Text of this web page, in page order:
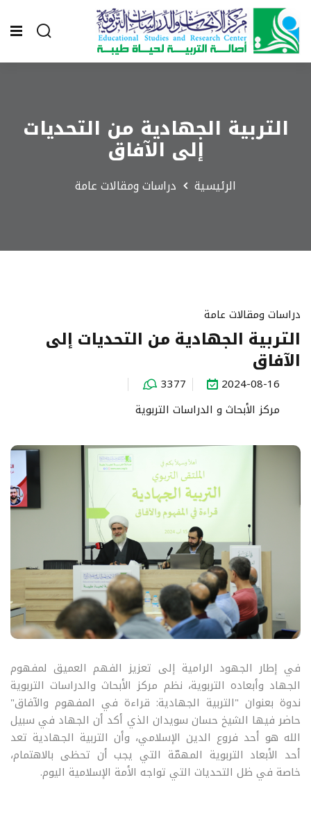
التربية الجهادية من التحديات
إلى الآفاق
الرئيسية دراسات ومقالات عامة
دراسات ومقالات عامة
التربية الجهادية من التحديات إلى
الآفاق
2024-08-16
3377
مركز الأبحاث و الدراسات التربوية
في إطار الجهود الرامية إلى تعزيز الفهم العميق لمفهوم
الجهاد وأبعاده التربوية، نظم مركز الأبحاث والدراسات التربوية
ندوة بعنوان "التربية الجهادية: قراءة في المفهوم والآفاق"
حاضر فيها الشيخ حسان سويدان الذي أكد أن الجهاد في سبيل
الله هو أحد فروع الدين الإسلامي، وأن التربية الجهادية تعد
أحد الأبعاد التربوية المهمّة التي يجب أن تحظى بالاهتمام،
خاصة في ظل التحديات التي تواجه الأمة الإسلامية اليوم.